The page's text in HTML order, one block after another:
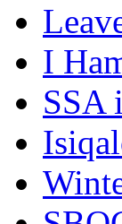
I
SSA